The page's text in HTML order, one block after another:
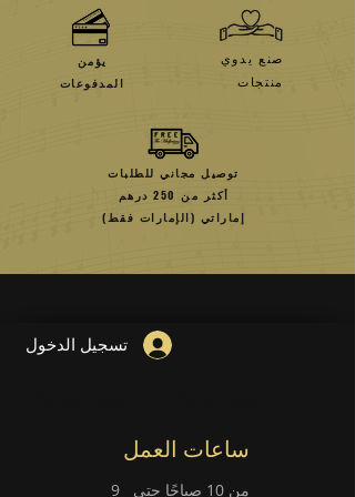
يؤمن
المدفوعات
صنع يدوي
منتجات
توصيل مجاني للطلبات
أكثر من 250 درهم
إماراتي (الإمارات فقط)
تسجيل الدخول
ساعات العمل
من 10 صباحًا حتى 9